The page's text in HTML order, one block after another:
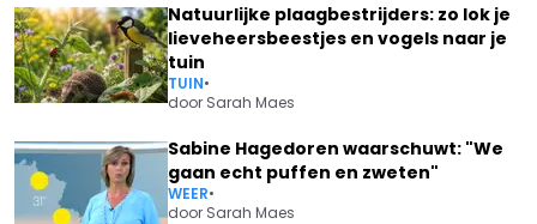
Natuurlijke plaagbestrijders: zo lok je
lieveheersbeestjes en vogels naar je
tuin
TUIN•
door Sarah Maes
Sabine Hagedoren waarschuwt: "We
gaan echt puffen en zweten"
WEER•
door Sarah Maes